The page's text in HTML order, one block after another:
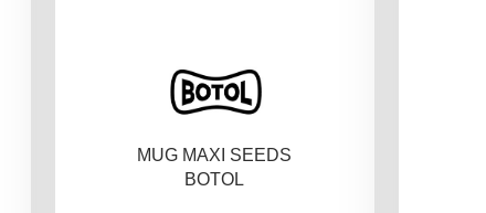
MUG MAXI SEEDS
BOTOL